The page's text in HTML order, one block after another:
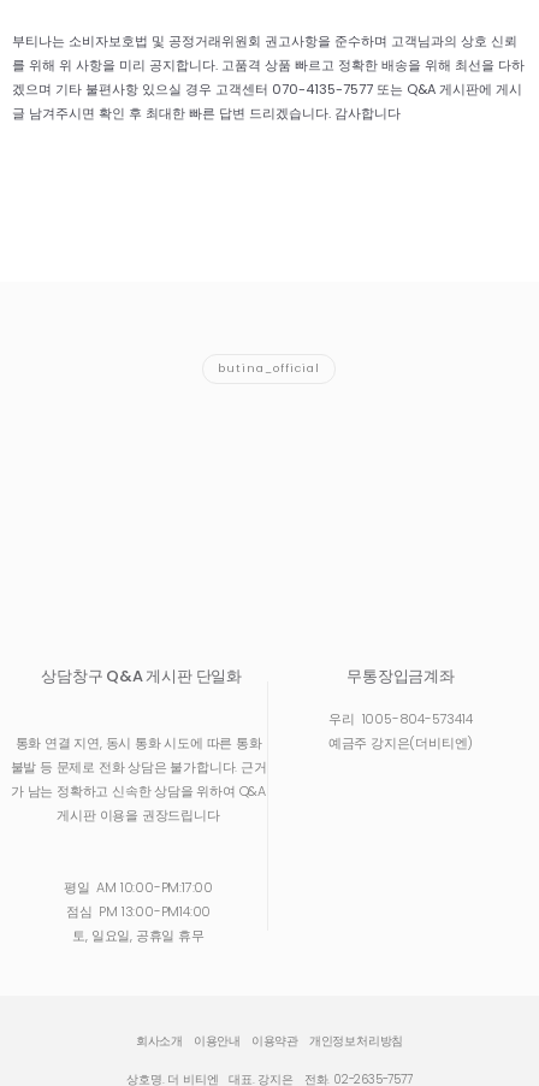
부티나는 소비자보호법 및 공정거래위원회 권고사항을 준수하며 고객님과의 상호 신뢰
를 위해 위 사항을 미리 공지합니다. 고품격 상품 빠르고 정확한 배송을 위해 최선을 다하
겠으며 기타 불편사항 있으실 경우 고객센터 070-4135-7577 또는 Q&A 게시판에 게시
글 남겨주시면 확인 후 최대한 빠른 답변 드리겠습니다. 감사합니다
butina_official
상담창구 Q&A 게시판 단일화
통화 연결 지연, 동시 통화 시도에 따른 통화
불발 등 문제로 전화 상담은 불가합니다. 근거
가 남는 정확하고 신속한 상담을 위하여 Q&A
게시판 이용을 권장드립니다
평일 AM 10:00-PM:17:00
점심 PM 13:00-PM14:00
토, 일요일, 공휴일 휴무
무통장입금계좌
우리 1005-804-573414
예금주 강지은(더비티엔)
회사소개 이용안내 이용약관 개인정보처리방침
상호명. 더 비티엔 대표. 강지은 전화. 02-2635-7577